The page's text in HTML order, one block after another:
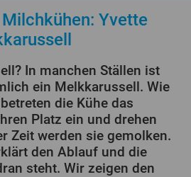
Yvette
In manchen Ställen ist
ein Melkkarussell. Wie
die Kühe das
Platz ein und drehen
Zeit werden sie gemolken.
den Ablauf und die
steht. Wir zeigen den